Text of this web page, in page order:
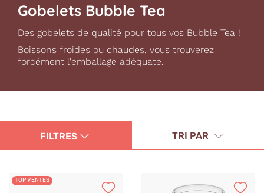
Gobelets Bubble Tea
Des gobelets de qualité pour tous vos Bubble Tea !
Boissons froides ou chaudes, vous trouverez
forcément l'emballage adéquate.
FILTRES TRI PAR
TOP VENTES